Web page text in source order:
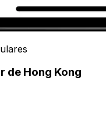
de Hong Kong